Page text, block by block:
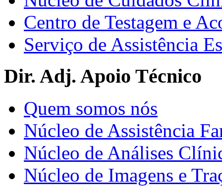
Centro de Testagem e
Serviço de Assistência
Dir. Adj. Apoio Técnico
Quem somos nós
Núcleo de Assistência
Núcleo de Análises
Núcleo de Imagens e